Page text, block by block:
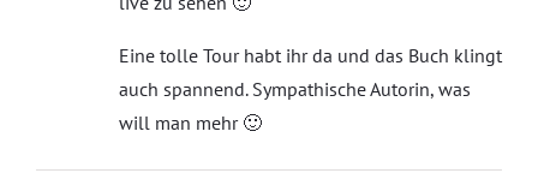
Eine tolle Tour habt ihr da und das Buch klingt
auch spannend. Sympathische Autorin, was
will man mehr 🙂